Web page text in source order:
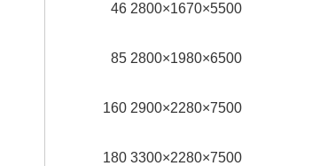
5500×1670×2800
46
6500×1980×2800
85
7500×2280×2900
160
7500×2280×3300
180